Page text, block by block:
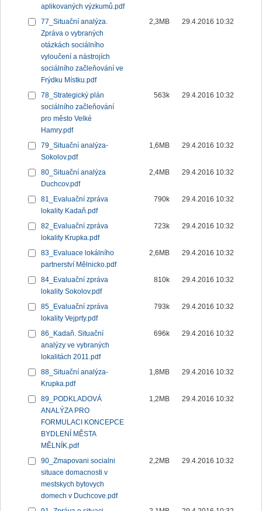
aplikovaných výzkumů.pdf
77_Situační analýza.
Zpráva o vybraných
otázkách sociálního
vyloučení a nástrojích
sociálního začleňování ve
Frýdku Místku.pdf
2,3MB 29.4.2016 10:32
78_Strategický plán
sociálního začleňování
pro město Velké
Hamry.pdf
563k 29.4.2016 10:32
79_Situační analýza-
Sokolov.pdf
1,6MB 29.4.2016 10:32
80_Situační analýza
Duchcov.pdf
2,4MB 29.4.2016 10:32
81_Evaluační zpráva
lokality Kadaň.pdf
790k 29.4.2016 10:32
82_Evaluační zpráva
lokality Krupka.pdf
723k 29.4.2016 10:32
83_Evaluace lokálního
partnerství Mělnicko.pdf
2,6MB 29.4.2016 10:32
84_Evaluační zpráva
lokality Sokolov.pdf
810k 29.4.2016 10:32
85_Evaluační zpráva
lokality Vejprty.pdf
793k 29.4.2016 10:32
86_Kadaň. Situační
analýzy ve vybraných
lokalitách 2011.pdf
696k 29.4.2016 10:32
88_Situační analýza-
Krupka.pdf
1,8MB 29.4.2016 10:32
89_PODKLADOVÁ
ANALÝZA PRO
FORMULACI KONCEPCE
BYDLENÍ MĚSTA
MĚLNÍK.pdf
1,2MB 29.4.2016 10:32
90_Zmapovani socialni
situace domacnosti v
mestskych bytovych
domech v Duchcove.pdf
2,2MB 29.4.2016 10:32